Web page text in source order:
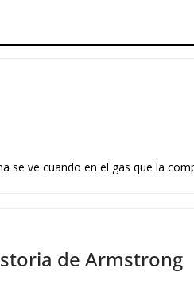
se ve cuando en el gas que la
de Armstrong